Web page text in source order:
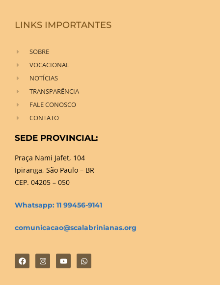
LINKS IMPORTANTES
SOBRE
VOCACIONAL
NOTÍCIAS
TRANSPARÊNCIA
FALE CONOSCO
CONTATO
SEDE PROVINCIAL:
Praça Nami Jafet, 104
Ipiranga, São Paulo – BR
CEP. 04205 – 050
Whatsapp: 11 99456-9141
comunicacao@scalabrinianas.org